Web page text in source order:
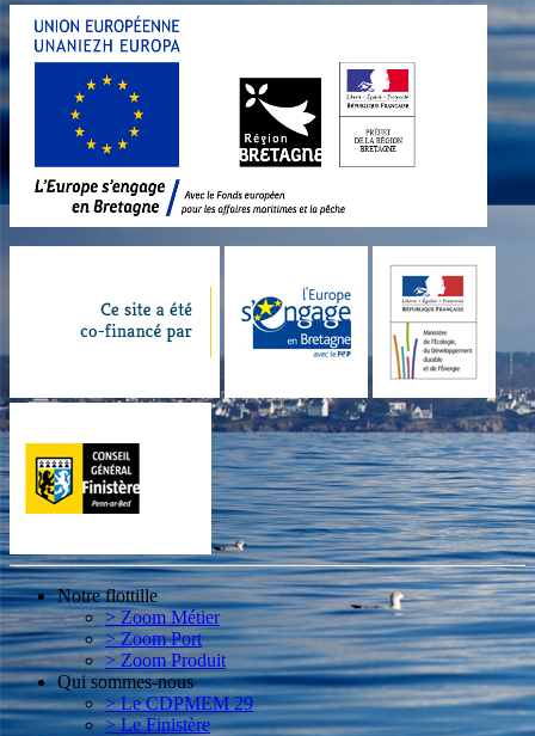
Notre flottille
> Zoom Métier
> Zoom Port
> Zoom Produit
Qui sommes-nous
> Le CDPMEM 29
> Le Finistère